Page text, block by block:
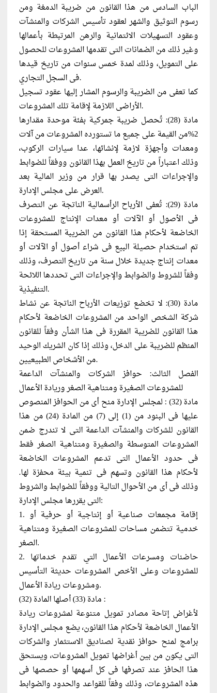
الباب السادس من هذا القانون من ضريبة الدمغة ومن
رسوم التوثيق والشهر لعقود تأسيس الشركات والمنشآت
وعقود التسهيلات الائتمانية والرهن المرتبطة بأعمالها
وغير ذلك من الضمانات التى تقدمها المشروعات للحصول
على التمويل، وذلك لمدة خمس سنوات من تاريخ قيدها
فى السجل التجاري.
كما تعفى من الضريبة والرسوم المشار إليها عقود تسجيل
الأراضى اللازمة لإقامة تلك المشروعات.
مادة (28): تُحصل ضريبة جمركية بفئة موحدة مقدارها
2%من القيمة على جميع ما تستورده المشروعات من آلات
ومعدات وأجهزة لازمة لإنشائها، عدا سيارات الركوب،
وذلك اعتباراً من تاريخ العمل بهذا القانون ووفقاً للضوابط
والإجراءات التى يصدر بها قرار من وزير المالية بعد
العرض على مجلس الإدارة.
مادة (29): تُعفى الأرباح الرأسمالية الناتجة عن التصرف
فى الأصول أو الآلات أو معدات الإنتاج للمشروعات
الخاضعة لأحكام هذا القانون من الضريبة المستحقة إذا
تم استخدام حصيلة البيع فى شراء أصول أو الآلات أو
معدات إنتاج جديدة خلال سنة من تاريخ التصرف، وذلك
وفقاً للشروط والضوابط والإجراءات التى تحددها اللائحة
التنفيذية.
مادة (30): لا تخضع توزيعات الأرباح الناتجة عن نشاط
شركة الشخص الواحد من المشروعات الخاضعة لأحكام
هذا القانون للضريبة المقررة فى هذا الشأن وفقاً للقانون
المنظم للضريبة على الدخل، وذلك إذا كان الشريك الوحيد
من الأشخاص الطبيعيين.
الفصل الثالث: حوافز الشركات والمنشآت الداعمة
للمشروعات الصغيرة ومتناهية الصغر وريادة الأعمال
مادة (32) : لمجلس الإدارة منح أى من الحوافز المنصوص
عليها فى البنود من (1) إلى (7) من المادة (24) من هذا
القانون للشركات والمنشآت الداعمة التى لا تندرج ضمن
المشروعات المتوسطة والصغيرة ومتناهية الصغر فقط
فى حدود الأعمال التى تدعم المشروعات الخاضعة
لأحكام هذا القانون وتسهم فى تنمية بيئة محفزة لها.
وذلك فى أى من الأحوال التالية ووفقاً للضوابط والشروط
التى يقررها مجلس الإدارة:
1. إقامة مجمعات صناعية أو إنتاجية أو حرفية أو
خدمية تتضمن مساحات للمشروعات الصغيرة ومتناهية
الصغر.
2. حاضنات ومسرعات الأعمال التي تقدم خدماتها
للمشروعات وعلى الأخص المشروعات حديثة التأسيس
ومشروعات ريادة الأعمال.
مادة (33) أصلها المادة (32) :
لأغراض إتاحة مصادر تمويل متنوعة لمشروعات ريادة
الأعمال الخاضعة لأحكام هذا القانون، يضع مجلس الإدارة
برامج لمنح حوافز نقدية لصناديق الاستثمار والشركات
التى يكون من بين أغراضها تمويل المشروعات، ويستحق
هذا الحافز عند تصرفها فى كل أسهمها أو حصصها فى
هذه المشروعات، وذلك وفقاً للقواعد والحدود والضوابط